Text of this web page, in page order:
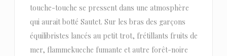
touche-touche se pressent dans une atmosphère
qui aurait botté Sautet. Sur les bras des garçons
équilibristes lancés au petit trot, frétillants fruits de
mer, flammekueche fumante et autre forêt-noire